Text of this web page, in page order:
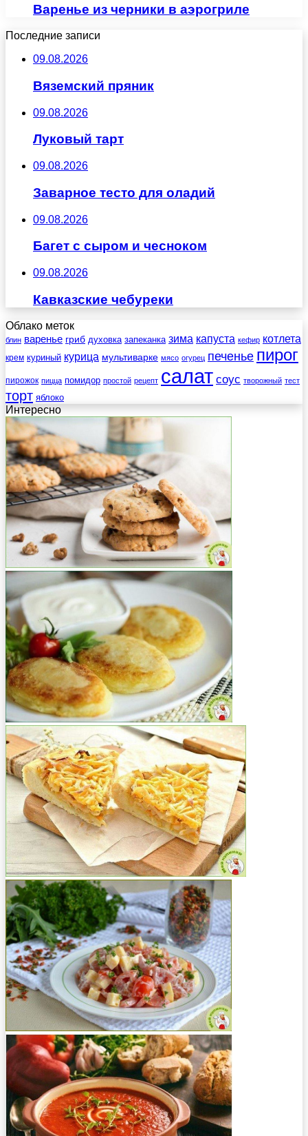
Варенье из черники в аэрогриле
Последние записи
09.08.2026
Вяземский пряник
09.08.2026
Луковый тарт
09.08.2026
Заварное тесто для оладий
09.08.2026
Багет с сыром и чесноком
09.08.2026
Кавказские чебуреки
Облако меток
блин варенье гриб духовка запеканка зима капуста кефир котлета
крем куриный курица мультиварке мясо огурец печенье пирог
пирожок пицца помидор простой рецепт салат соус творожный тест
торт яблоко
Интересно